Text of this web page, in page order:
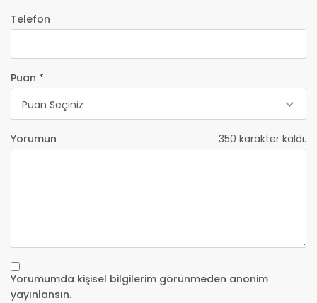
Telefon
Puan *
Puan Seçiniz
Yorumun 350 karakter kaldı.
Yorumumda kişisel bilgilerim görünmeden anonim
yayınlansın.